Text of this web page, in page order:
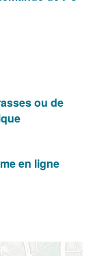
ou de
en ligne